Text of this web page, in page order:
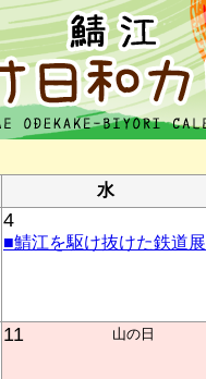
水
4
■鯖江を駆け抜けた鉄道展
11 山の日